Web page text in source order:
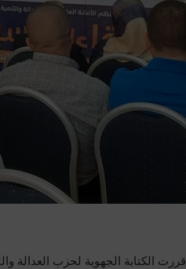
قررت الكتابة الجهوية لحزب العدالة